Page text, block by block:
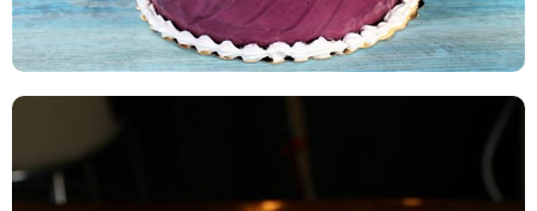
%60' a Varan İndirim
Special Vişneli Yaş Pasta